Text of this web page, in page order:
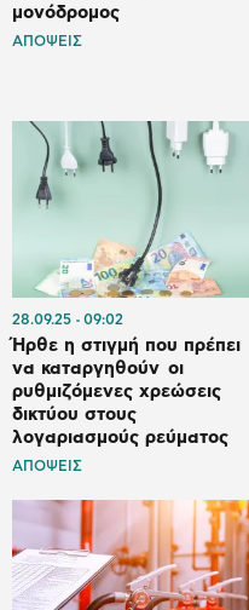
μονόδρομος
ΑΠΟΨΕΙΣ
28.09.25 09:02
Ήρθε η στιγμή που πρέπει
να καταργηθούν οι
ρυθμιζόμενες χρεώσεις
δικτύου στους
λογαριασμούς ρεύματος
ΑΠΟΨΕΙΣ